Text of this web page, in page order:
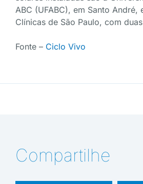
ABC (UFABC), em Santo André,
Clínicas de São Paulo, com
Fonte – Ciclo Vivo
Compartilhe